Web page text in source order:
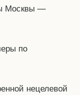
Москвы —
по
нецелевой